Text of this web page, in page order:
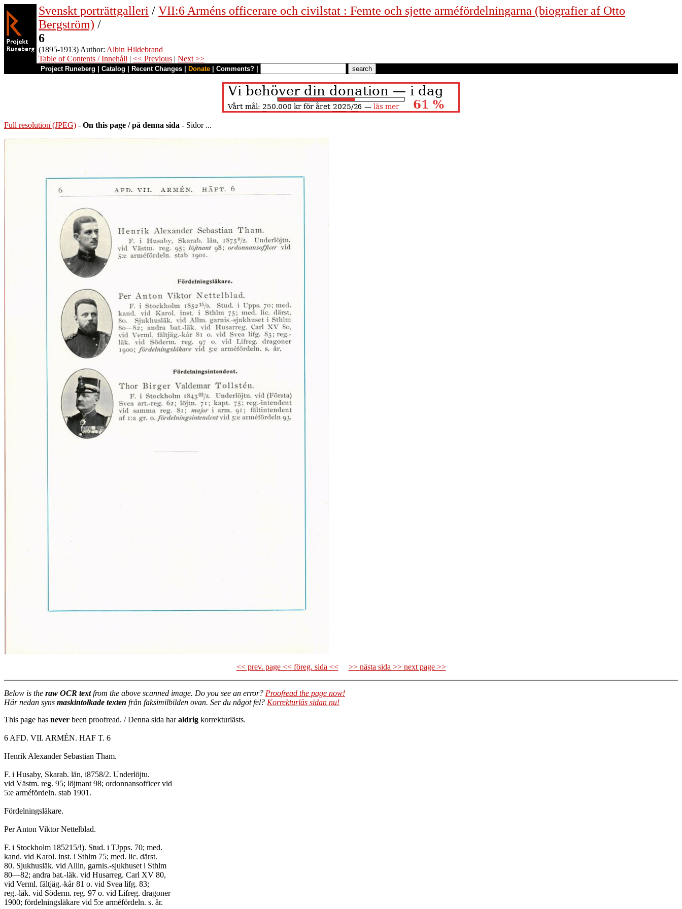
Svenskt porträttgalleri / VII:6 Arméns officerare och civilstat : Femte och sjette arméfördelningarna (biografier af Otto
Bergström) /
6
(1895-1913) Author: Albin Hildebrand
Table of Contents / Innehåll | << Previous | Next >>
Project Runeberg Catalog Recent Changes Donate Comments?
Full resolution (JPEG) - On this page / på denna sida - Sidor ...
<< prev. page << föreg. sida << >> nästa sida >> next page >>
Below is the raw OCR textfrom the above scanned image. Do you see an error? Proofread the page now!
Här nedan syns maskintolkade texten från faksimilbilden ovan. Ser du något fel? Korrekturläs sidan nu!
This page has never been proofread. / Denna sida haraldrig korrekturlästs.
6 AFD. VII. ARMÉN. HAF T. 6
Henrik Alexander Sebastian Tham.
F. i Husaby, Skarab. län, i8758/2. Underlöjtu.
vid Västm. reg. 95; löjtnant 98; ordonnansofficer vid
5:e arméfördeln. stab 1901.
Fördelningsläkare.
Per Anton Viktor Nettelblad.
F. i Stockholm 185215/!). Stud. i TJpps. 70; med.
kand. vid Karol. inst. i Sthlm 75; med. lic. därst.
80. Sjukhusläk. vid Allin, garnis.-sjukhuset i Sthlm
80—82; andra bat.-läk. vid Husarreg. Carl XV 80,
vid Verml. fältjäg.-kår 81 o. vid Svea lifg. 83;
reg.-läk. vid Söderm. reg. 97 o. vid Lifreg. dragoner
1900; fördelningsläkare vid 5:e arméfördeln. s. år.